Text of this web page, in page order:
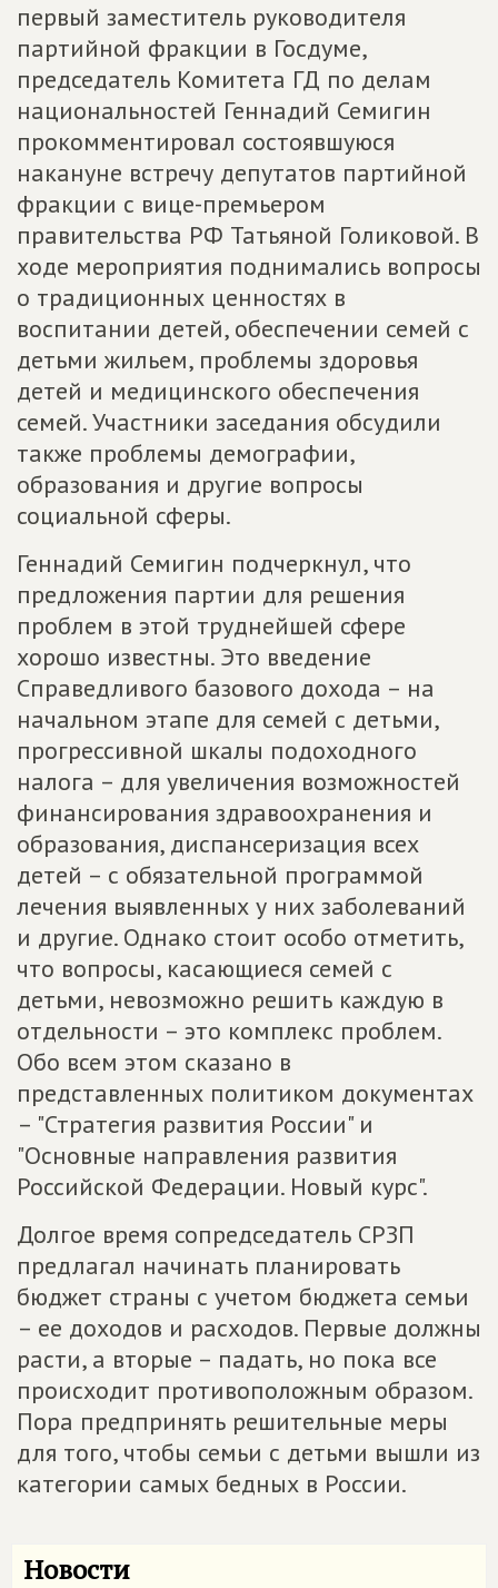
первый заместитель руководителя
партийной фракции в Госдуме,
председатель Комитета ГД по делам
национальностей Геннадий Семигин
прокомментировал состоявшуюся
накануне встречу депутатов партийной
фракции с вице-премьером
правительства РФ Татьяной Голиковой. В
ходе мероприятия поднимались вопросы
о традиционных ценностях в
воспитании детей, обеспечении семей с
детьми жильем, проблемы здоровья
детей и медицинского обеспечения
семей. Участники заседания обсудили
также проблемы демографии,
образования и другие вопросы
социальной сферы.
Геннадий Семигин подчеркнул, что
предложения партии для решения
проблем в этой труднейшей сфере
хорошо известны. Это введение
Справедливого базового дохода – на
начальном этапе для семей с детьми,
прогрессивной шкалы подоходного
налога – для увеличения возможностей
финансирования здравоохранения и
образования, диспансеризация всех
детей – с обязательной программой
лечения выявленных у них заболеваний
и другие. Однако стоит особо отметить,
что вопросы, касающиеся семей с
детьми, невозможно решить каждую в
отдельности – это комплекс проблем.
Обо всем этом сказано в
представленных политиком документах
– "Стратегия развития России" и
"Основные направления развития
Российской Федерации. Новый курс".
Долгое время сопредседатель СРЗП
предлагал начинать планировать
бюджет страны с учетом бюджета семьи
– ее доходов и расходов. Первые должны
расти, а вторые – падать, но пока все
происходит противоположным образом.
Пора предпринять решительные меры
для того, чтобы семьи с детьми вышли из
категории самых бедных в России.
Новости